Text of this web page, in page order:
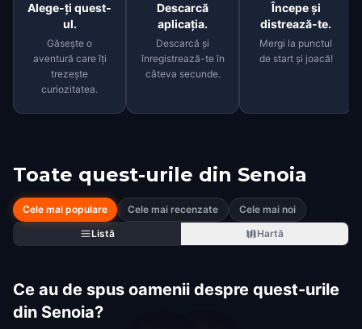
Alege-ți quest-
ul.
Găsește o
aventură care îți
trezește
curiozitatea.
Descarcă
aplicația.
Descarcă și
înregistrează-te în
câteva secunde.
Începe și
distrează-te.
Mergi la punctul
de start și joacă!
Toate quest-urile din Senoia
Cele mai populare Cele mai recenzate
Cele mai noi
Listă
Hartă
Ce au de spus oamenii despre quest-urile
din Senoia?